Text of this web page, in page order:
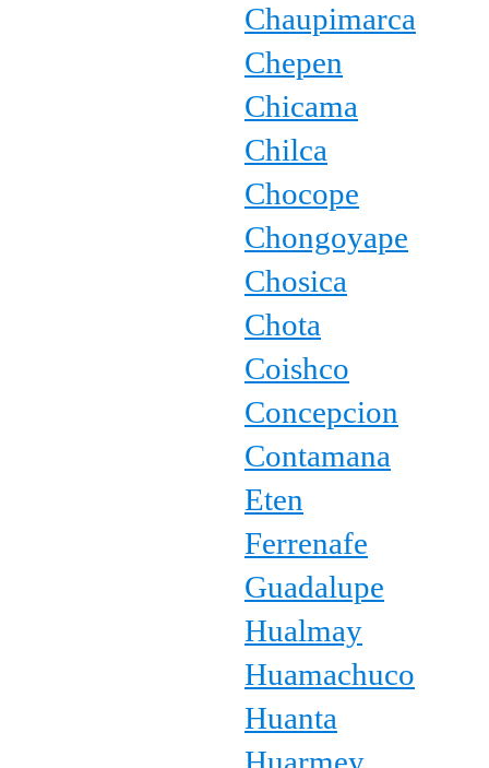
Chaupimarca
Chepen
Chicama
Chilca
Chocope
Chongoyape
Chosica
Chota
Coishco
Concepcion
Contamana
Eten
Ferrenafe
Guadalupe
Hualmay
Huamachuco
Huanta